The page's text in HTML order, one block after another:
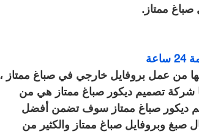
ممتاز.
من عمل بروفايل خارجي في صباغ ممتاز ،
شركة تصميم ديكور صباغ ممتاز هي من
ديكور صباغ ممتاز سوف تضمن أفضل
صبغ وبروفايل صباغ ممتاز والكثير من